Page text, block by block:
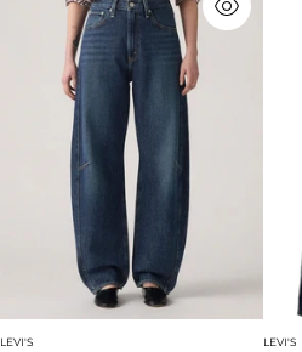
LEVI'S LEVI'S